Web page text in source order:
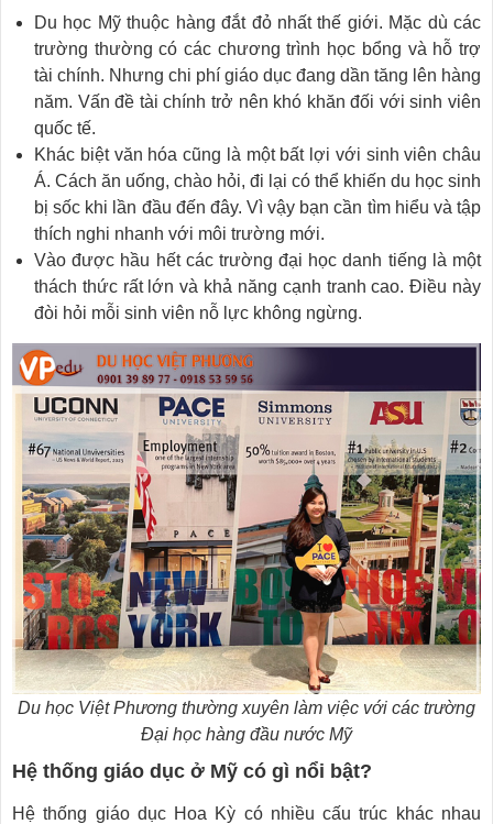
Du học Mỹ thuộc hàng đắt đỏ nhất thế giới. Mặc dù các
trường thường có các chương trình học bổng và hỗ trợ
tài chính. Nhưng chi phí giáo dục đang dần tăng lên hàng
năm. Vấn đề tài chính trở nên khó khăn đối với sinh viên
quốc tế.
Khác biệt văn hóa cũng là một bất lợi với sinh viên châu
Á. Cách ăn uống, chào hỏi, đi lại có thể khiến du học sinh
bị sốc khi lần đầu đến đây. Vì vậy bạn cần tìm hiểu và tập
thích nghi nhanh với môi trường mới.
Vào được hầu hết các trường đại học danh tiếng là một
thách thức rất lớn và khả năng cạnh tranh cao. Điều này
đòi hỏi mỗi sinh viên nỗ lực không ngừng.
Du học Việt Phương thường xuyên làm việc với các trường
Đại học hàng đầu nước Mỹ
Hệ thống giáo dục ở Mỹ có gì nổi bật?
Hệ thống giáo dục Hoa Kỳ có nhiều cấu trúc khác nhau